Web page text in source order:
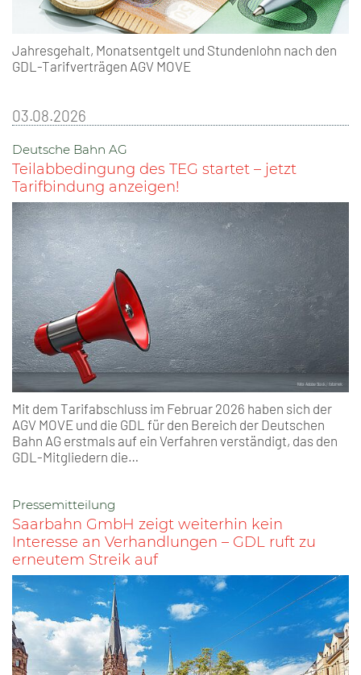
Jahresgehalt, Monatsentgelt und Stundenlohn nach den
GDL-Tarifverträgen AGV MOVE
03.08.2026
Deutsche Bahn AG
Teilabbedingung des TEG startet – jetzt
Tarifbindung anzeigen!
Mit dem Tarifabschluss im Februar 2026 haben sich der
AGV MOVE und die GDL für den Bereich der Deutschen
Bahn AG erstmals auf ein Verfahren verständigt, das den
GDL-Mitgliedern die…
Pressemitteilung
Saarbahn GmbH zeigt weiterhin kein
Interesse an Verhandlungen – GDL ruft zu
erneutem Streik auf